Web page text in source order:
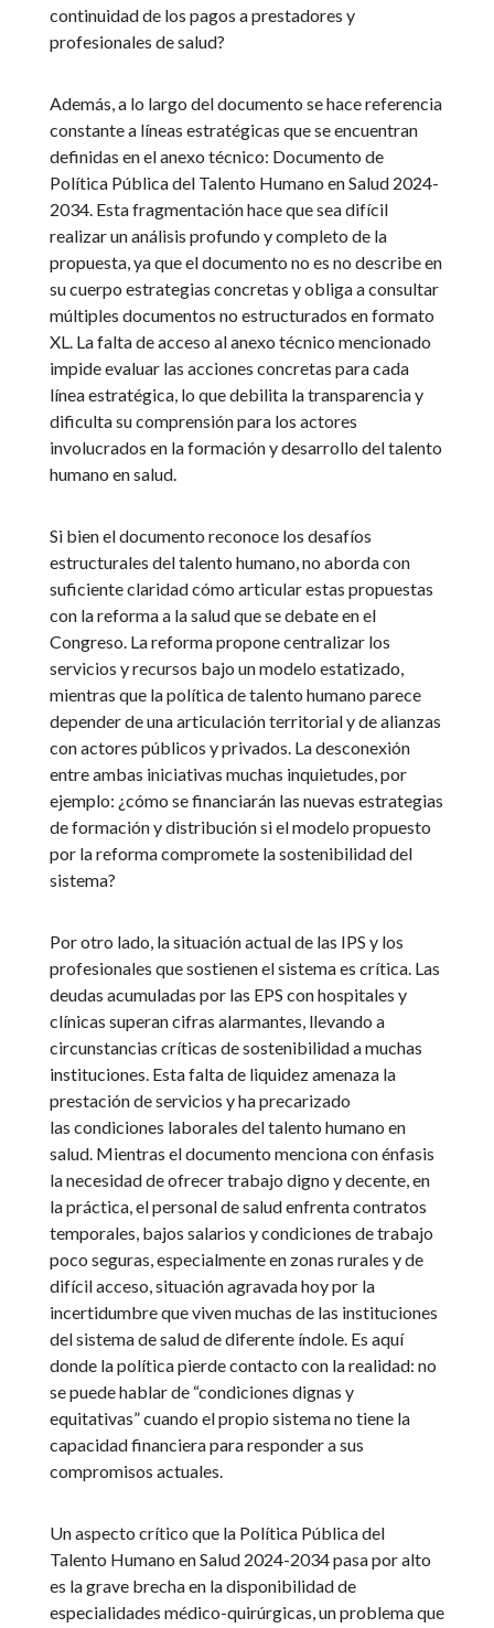
continuidad de los pagos a prestadores y
profesionales de salud?
Además, a lo largo del documento se hace referencia
constante a líneas estratégicas que se encuentran
definidas en el anexo técnico: Documento de
Política Pública del Talento Humano en Salud 2024-
2034. Esta fragmentación hace que sea difícil
realizar un análisis profundo y completo de la
propuesta, ya que el documento no es no describe en
su cuerpo estrategias concretas y obliga a consultar
múltiples documentos no estructurados en formato
XL. La falta de acceso al anexo técnico mencionado
impide evaluar las acciones concretas para cada
línea estratégica, lo que debilita la transparencia y
dificulta su comprensión para los actores
involucrados en la formación y desarrollo del talento
humano en salud.
Si bien el documento reconoce los desafíos
estructurales del talento humano, no aborda con
suficiente claridad cómo articular estas propuestas
con la reforma a la salud que se debate en el
Congreso. La reforma propone centralizar los
servicios y recursos bajo un modelo estatizado,
mientras que la política de talento humano parece
depender de una articulación territorial y de alianzas
con actores públicos y privados. La desconexión
entre ambas iniciativas muchas inquietudes, por
ejemplo: ¿cómo se financiarán las nuevas estrategias
de formación y distribución si el modelo propuesto
por la reforma compromete la sostenibilidad del
sistema?
Por otro lado, la situación actual de las IPS y los
profesionales que sostienen el sistema es crítica. Las
deudas acumuladas por las EPS con hospitales y
clínicas superan cifras alarmantes, llevando a
circunstancias críticas de sostenibilidad a muchas
instituciones. Esta falta de liquidez amenaza la
prestación de servicios y ha precarizado
las condiciones laborales del talento humano en
salud. Mientras el documento menciona con énfasis
la necesidad de ofrecer trabajo digno y decente, en
la práctica, el personal de salud enfrenta contratos
temporales, bajos salarios y condiciones de trabajo
poco seguras, especialmente en zonas rurales y de
difícil acceso, situación agravada hoy por la
incertidumbre que viven muchas de las instituciones
del sistema de salud de diferente índole. Es aquí
donde la política pierde contacto con la realidad: no
se puede hablar de “condiciones dignas y
equitativas” cuando el propio sistema no tiene la
capacidad financiera para responder a sus
compromisos actuales.
Un aspecto crítico que la Política Pública del
Talento Humano en Salud 2024-2034 pasa por alto
es la grave brecha en la disponibilidad de
especialidades médico-quirúrgicas, un problema que